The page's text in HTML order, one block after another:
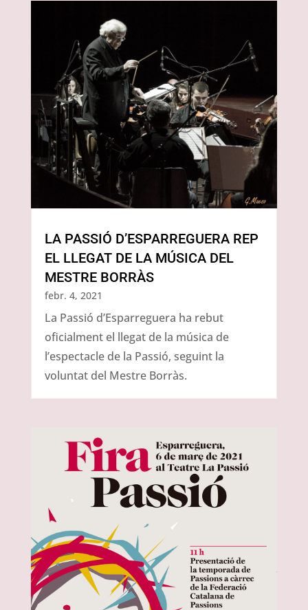
LA PASSIÓ D’ESPARREGUERA REP
EL LLEGAT DE LA MÚSICA DEL
MESTRE BORRÀS
febr. 4, 2021
La Passió d’Esparreguera ha rebut
oficialment el llegat de la música de
l’espectacle de la Passió, seguint la
voluntat del Mestre Borràs.